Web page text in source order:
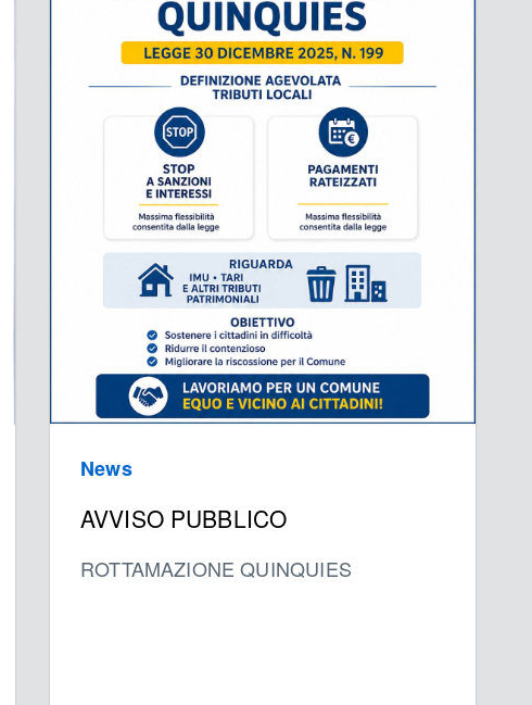
News
AVVISO PUBBLICO
ROTTAMAZIONE QUINQUIES